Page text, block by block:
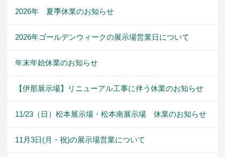
2026年 夏季休業のお知らせ
2026年ゴールデンウィークの展示場営業日について
年末年始休業のお知らせ
【伊那展示場】リニューアル工事に伴う休業のお知らせ
11/23（日）松本展示場・松本南展示場 休業のお知らせ
11月3日(月・祝)の展示場営業について